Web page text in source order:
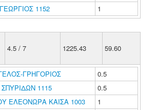
1152
1
4.5 / 7 1225.43 59.60
ΓΡΗΓΟΡΙΟΣ
0.5
1115
0.5
ΕΛΕΟΝΩΡΑ ΚΑΙΣΑ 1003
1